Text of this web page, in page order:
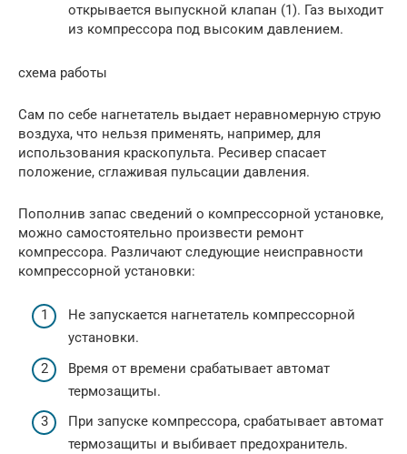
открывается выпускной клапан (1). Газ выходит
из компрессора под высоким давлением.
схема работы
Сам по себе нагнетатель выдает неравномерную струю
воздуха, что нельзя применять, например, для
использования краскопульта. Ресивер спасает
положение, сглаживая пульсации давления.
Пополнив запас сведений о компрессорной установке,
можно самостоятельно произвести ремонт
компрессора. Различают следующие неисправности
компрессорной установки:
Не запускается нагнетатель компрессорной
установки.
Время от времени срабатывает автомат
термозащиты.
При запуске компрессора, срабатывает автомат
термозащиты и выбивает предохранитель.